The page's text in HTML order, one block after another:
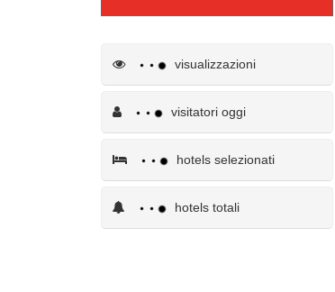
visualizzazioni
visitatori oggi
hotels selezionati
hotels totali